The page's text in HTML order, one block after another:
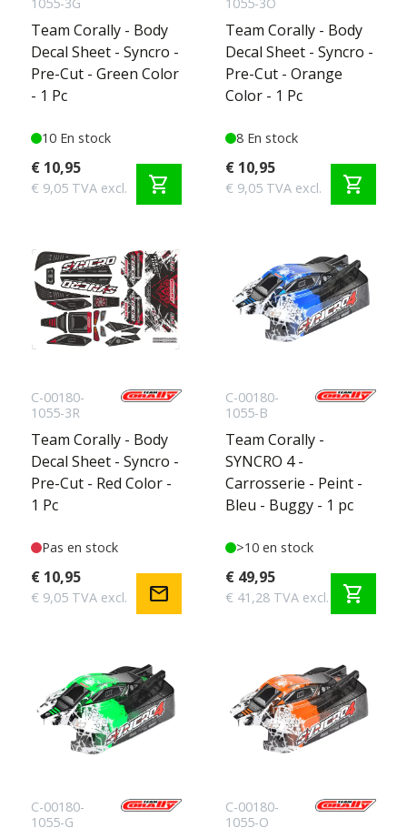
Team Corally - Body
Decal Sheet - Syncro -
Pre-Cut - Green Color
- 1 Pc
10 En stock
€ 10,95
€ 9,05 TVA excl. shopping_cart
Team Corally - Body
Decal Sheet - Syncro -
Pre-Cut - Orange
Color - 1 Pc
8 En stock
€ 10,95
€ 9,05 TVA excl. shopping_cart
C-00180-
1055-3R
Team Corally - Body
Decal Sheet - Syncro -
Pre-Cut - Red Color -
1 Pc
Pas en stock
€ 10,95
€ 9,05 TVA excl. mail
C-00180-
1055-B
Team Corally -
SYNCRO 4 -
Carrosserie - Peint -
Bleu - Buggy - 1 pc
>10 en stock
€ 49,95
€ 41,28 TVA excl. shopping_cart
C-00180-
1055-G
C-00180-
1055-O